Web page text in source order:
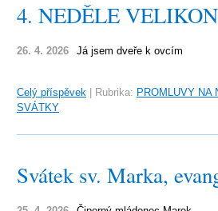
4. NEDĚLE
26. 4. 2026 Já jsem dveře k ovcím
Celý příspěvek Rubrika: PROMLUVY NA
SVÁTKY
Svátek sv. Marka,